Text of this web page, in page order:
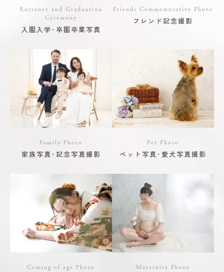
Entrance and Graduation
Ceremony
入園入学･卒園卒業写真
Friends Commemorative Photo
フレンド記念撮影
Family Photo
家族写真･記念写真撮影
Pet Photo
ペット写真･愛犬写真撮影
Coming of age Photo Maternity Photo